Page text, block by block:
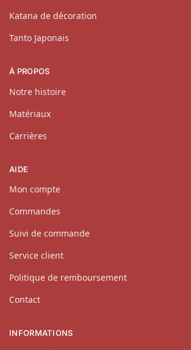
Katana de décoration
Tanto Japonais
À PROPOS
Notre histoire
Matériaux
Carrières
AIDE
Mon compte
Commandes
Suivi de commande
Service client
Politique de remboursement
Contact
INFORMATIONS